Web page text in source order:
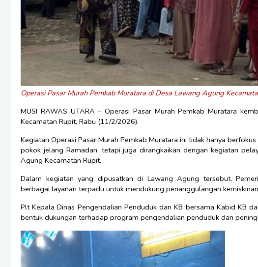
Operasi Pasar Murah Pemkab Muratara di Desa Lawang Agung
MUSI RAWAS UTARA – Operasi Pasar Murah Pemkab Muratara
Kecamatan Rupit, Rabu (11/2/2026).
Kegiatan Operasi Pasar Murah Pemkab Muratara ini tidak hanya
pokok jelang Ramadan, tetapi juga dirangkaikan dengan kegiatan
Agung Kecamatan Rupit.
Dalam kegiatan yang dipusatkan di Lawang Agung tersebut,
berbagai layanan terpadu untuk mendukung penanggulangan
Plt Kepala Dinas Pengendalian Penduduk dan KB bersama Kabid KB
bentuk dukungan terhadap program pengendalian penduduk dan